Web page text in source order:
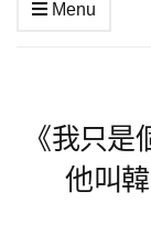
Menu
《我只
他叫